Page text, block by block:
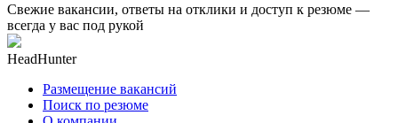
Свежие вакансии, ответы на отклики и доступ к резюме —
всегда у вас под рукой
HeadHunter
Размещение вакансий
Поиск по резюме